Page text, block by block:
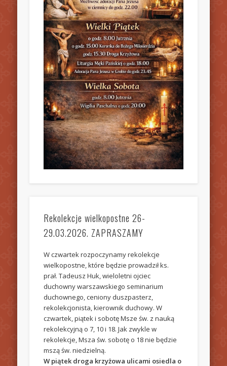
Rekolekcje wielkopostne 26-
29.03.2026. ZAPRASZAMY
W czwartek rozpoczynamy rekolekcje
wielkopostne, które będzie prowadził ks.
prał. Tadeusz Huk, wieloletni ojciec
duchowny warszawskiego seminarium
duchownego, ceniony duszpasterz,
rekolekcjonista, kierownik duchowy. W
czwartek, piątek i sobotę Msze św. z nauką
rekolekcyjną o 7, 10 i 18. Jak zwykle w
rekolekcje, Msza św. sobotę o 18 nie będzie
mszą św. niedzielną.
W piątek droga krzyżowa ulicami osiedla o